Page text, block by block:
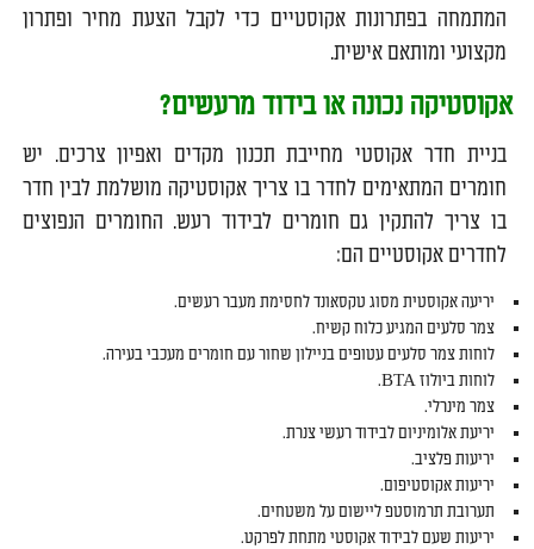
המתמחה בפתרונות אקוסטיים כדי לקבל הצעת מחיר ופתרון
מקצועי ומותאם אישית.
אקוסטיקה נכונה או בידוד מרעשים?
בניית חדר אקוסטי מחייבת תכנון מקדים ואפיון צרכים. יש
חומרים המתאימים לחדר בו צריך אקוסטיקה מושלמת לבין חדר
בו צריך להתקין גם חומרים לבידוד רעש. החומרים הנפוצים
לחדרים אקוסטיים הם:
יריעה אקוסטית מסוג טקסאונד לחסימת מעבר רעשים.
צמר סלעים המגיע כלוח קשיח.
לוחות צמר סלעים עטופים בניילון שחור עם חומרים מעכבי בעירה.
לוחות ביולוז BTA.
צמר מינרלי.
יריעת אלומיניום לבידוד רעשי צנרת.
יריעות פלציב.
יריעות אקוסטיפום.
תערובת תרמוסטפ ליישום על משטחים.
יריעות שעם לבידוד אקוסטי מתחת לפרקט.